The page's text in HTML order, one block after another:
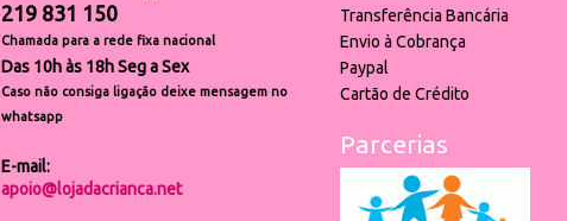
219 831 150
Chamada para a rede fixa nacional
Das 10h às 18h Seg a Sex
Caso não consiga ligação deixe mensagem no
whatsapp
E-mail:
apoio@lojadacrianca.net
Transferência Bancária
Envio à Cobrança
Paypal
Cartão de Crédito
Parcerias